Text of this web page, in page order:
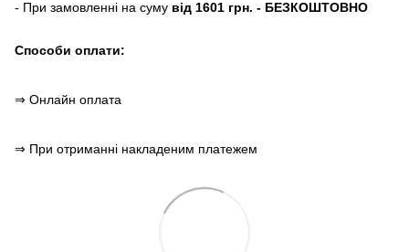
- При замовленні на суму від 1601 грн. - БЕЗКОШТОВНО
Способи оплати:
⇒ Онлайн оплата
⇒ При отриманні накладеним платежем